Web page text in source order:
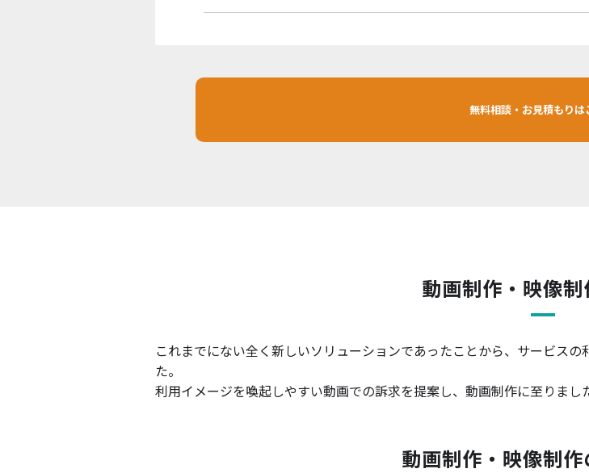
無料相談・お見積もりは
動画制作・映像
これまでにない全く新しいソリューションであったことから、サービス
た。
利用イメージを喚起しやすい動画での訴求を提案し、動画制作に至りまし
動画制作・映像制作